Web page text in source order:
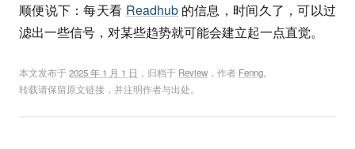
顺便说下：每天看 Readhub的信息，时间久了，可以过
滤出一些信号，对某些趋势就可能会建立起一点直觉。
本文发布于2025 年 1 月 1 日 ，归档于 Review ，作者 Fenng
转载请保留原文链接，并注明作者与出处。